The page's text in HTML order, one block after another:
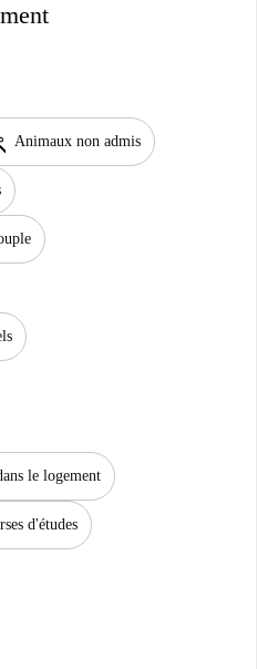
Animaux non admis
le logement
d'études